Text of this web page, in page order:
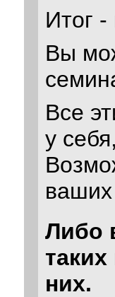
Итог
Вы
Все
у
ваших
Либо
них.